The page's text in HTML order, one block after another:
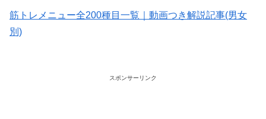
筋トレメニュー全200種目一覧｜動画つき解説記事(男女
別)
スポンサーリンク